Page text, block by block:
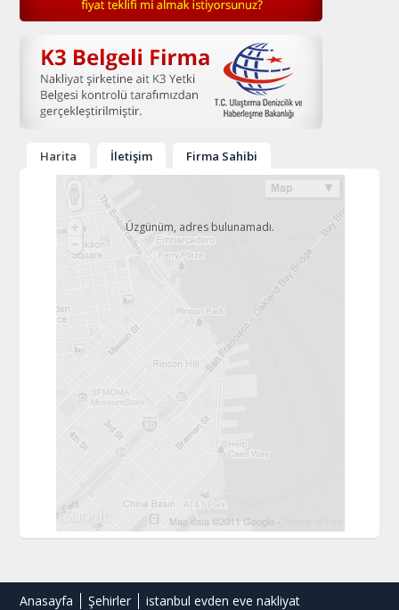
Harita İletişim Firma Sahibi
Üzgünüm, adres bulunamadı.
Anasayfa Şehirler istanbul evden eve nakliyat